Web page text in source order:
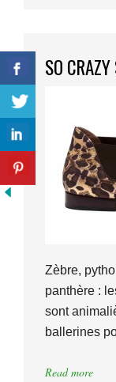
SO
Zèbre,
panthère :
sont
ballerines
Read more